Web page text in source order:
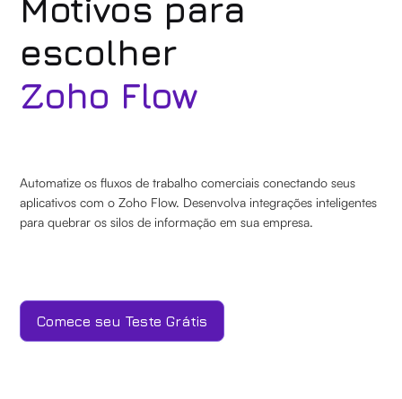
Motivos para
escolher
Zoho Flow
Automatize os fluxos de trabalho comerciais conectando seus
aplicativos com o Zoho Flow. Desenvolva integrações inteligentes
para quebrar os silos de informação em sua empresa.
Comece seu Teste Grátis